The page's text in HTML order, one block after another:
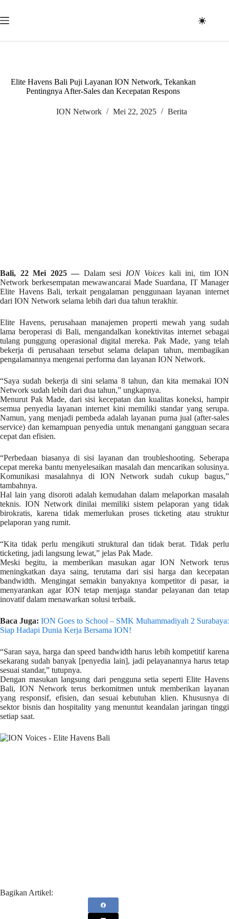
content
Elite Havens Bali Puji Layanan ION Network, Tekankan
Pentingnya After-Sales dan Kecepatan Respons
ION Network Mei 22, 2025 Berita
Bali, 22 Mei 2025 —Dalam sesi ION Voices kali ini, tim ION
Network berkesempatan mewawancarai Made Suardana, IT Manager
Elite Havens Bali, terkait pengalaman penggunaan layanan internet
dari ION Network selama lebih dari dua tahun terakhir.
Elite Havens, perusahaan manajemen properti mewah yang sudah
lama beroperasi di Bali, mengandalkan konektivitas internet sebagai
tulang punggung operasional digital mereka. Pak Made, yang telah
bekerja di perusahaan tersebut selama delapan tahun, membagikan
pengalamannya mengenai performa dan layanan ION Network.
“Saya sudah bekerja di sini selama 8 tahun, dan kita memakai ION
Network sudah lebih dari dua tahun,” ungkapnya.
Menurut Pak Made, dari sisi kecepatan dan kualitas koneksi, hampir
semua penyedia layanan internet kini memiliki standar yang serupa.
Namun, yang menjadi pembeda adalah layanan purna jual (after-sales
service) dan kemampuan penyedia untuk menangani gangguan secara
cepat dan efisien.
“Perbedaan biasanya di sisi layanan dan troubleshooting. Seberapa
cepat mereka bantu menyelesaikan masalah dan mencarikan solusinya.
Komunikasi masalahnya di ION Network sudah cukup bagus,”
tambahnya.
Hal lain yang disoroti adalah kemudahan dalam melaporkan masalah
teknis. ION Network dinilai memiliki sistem pelaporan yang tidak
birokratis, karena tidak memerlukan proses ticketing atau struktur
pelaporan yang rumit.
“Kita tidak perlu mengikuti struktural dan tidak berat. Tidak perlu
ticketing, jadi langsung lewat,” jelas Pak Made.
Meski begitu, ia memberikan masukan agar ION Network terus
meningkatkan daya saing, terutama dari sisi harga dan kecepatan
bandwidth. Mengingat semakin banyaknya kompetitor di pasar, ia
menyarankan agar ION tetap menjaga standar pelayanan dan tetap
inovatif dalam menawarkan solusi terbaik.
Baca Juga: ION Goes to School – SMK Muhammadiyah 2 Surabaya:
Siap Hadapi Dunia Kerja Bersama ION!
“Saran saya, harga dan speed bandwidth harus lebih kompetitif karena
sekarang sudah banyak [penyedia lain], jadi pelayanannya harus tetap
sesuai standar,” tutupnya.
Dengan masukan langsung dari pengguna setia seperti Elite Havens
Bali, ION Network terus berkomitmen untuk memberikan layanan
yang responsif, efisien, dan sesuai kebutuhan klien. Khususnya di
sektor bisnis dan hospitality yang menuntut keandalan jaringan tinggi
setiap saat.
Bagikan Artikel: